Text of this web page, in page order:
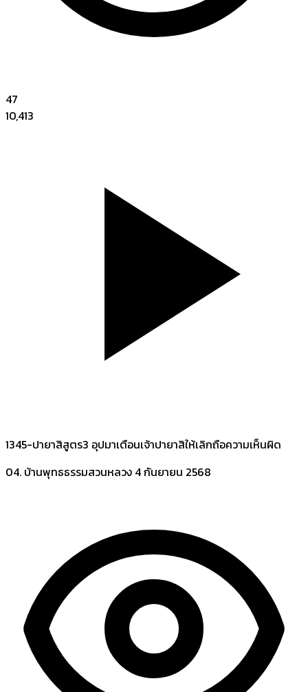
47
10,413
1345-ปายาสิสูตร3 อุปมาเตือนเจ้าปายาสิให้เลิกถือความเห็นผิด
04. บ้านพุทธธรรมสวนหลวง 4 กันยายน 2568